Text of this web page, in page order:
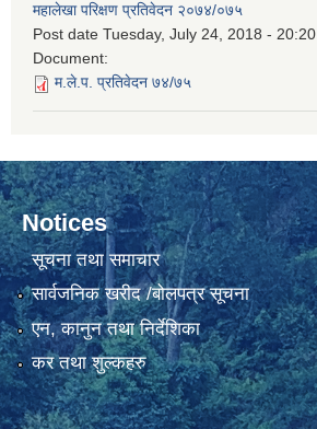
महालेखा परिक्षण प्रतिवेदन २०७४/०७५
Post date Tuesday, July 24, 2018 - 20:20
Document:
म.ले.प. प्रतिवेदन ७४/७५
Notices
सूचना तथा समाचार
सार्वजनिक खरीद /बोलपत्र सूचना
एन, कानुन तथा निर्देशिका
कर तथा शुल्कहरु